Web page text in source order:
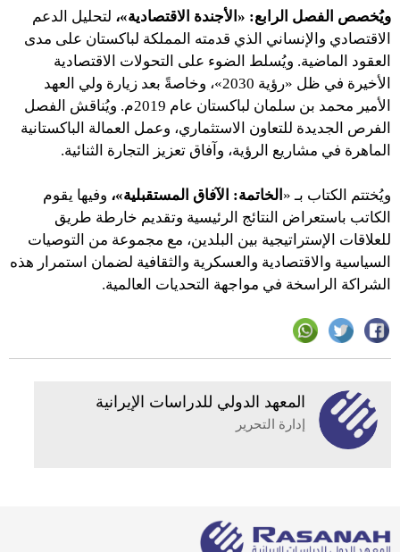
ويُخصص الفصل الرابع: «الأجندة الاقتصادية»، لتحليل الدعم
الاقتصادي والإنساني الذي قدمته المملكة لباكستان على مدى
العقود الماضية. ويُسلط الضوء على التحولات الاقتصادية
الأخيرة في ظل «رؤية 2030»، وخاصةً بعد زيارة ولي العهد
الأمير محمد بن سلمان لباكستان عام 2019م. ويُناقش الفصل
الفرص الجديدة للتعاون الاستثماري، وعمل العمالة الباكستانية
الماهرة في مشاريع الرؤية، وآفاق تعزيز التجارة الثنائية.
ويُختتم الكتاب بـ « الخاتمة: الآفاق المستقبلية»، وفيها يقوم
الكاتب باستعراض النتائج الرئيسية وتقديم خارطة طريق
للعلاقات الإستراتيجية بين البلدين، مع مجموعة من التوصيات
السياسية والاقتصادية والعسكرية والثقافية لضمان استمرار هذه
الشراكة الراسخة في مواجهة التحديات العالمية.
المعهد الدولي للدراسات الإيرانية
إدارة التحرير